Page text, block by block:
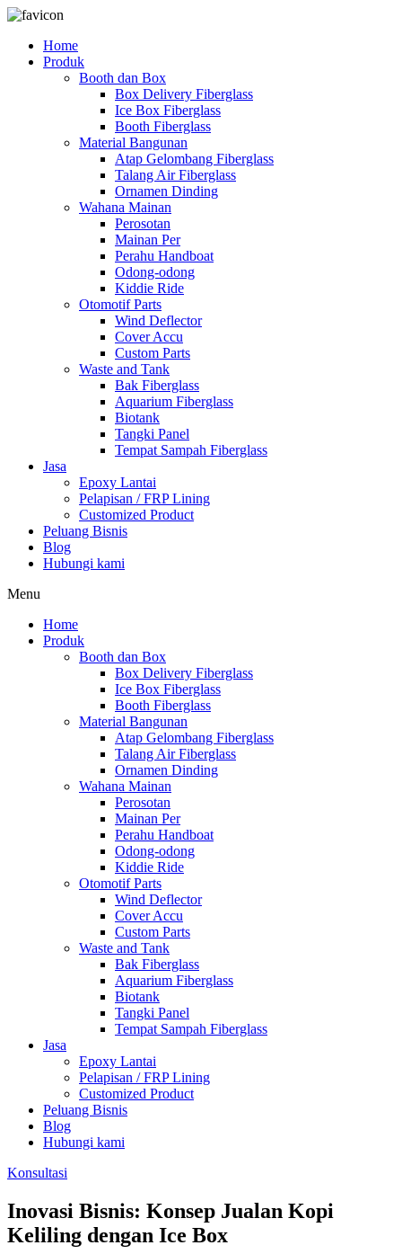
Skip
contentHome
Produk
Booth dan Box
Box Delivery Fiberglass
Ice Box Fiberglass
Booth Fiberglass
Material Bangunan
Atap Gelombang Fiberglass
Talang Air Fiberglass
Ornamen Dinding
Wahana Mainan
Perosotan
Mainan Per
Perahu Handboat
Odong-odong
Kiddie Ride
Otomotif Parts
Wind Deflector
Cover Accu
Custom Parts
Waste and Tank
Bak Fiberglass
Aquarium Fiberglass
Biotank
Tangki Panel
Tempat Sampah Fiberglass
Jasa
Epoxy Lantai
Pelapisan / FRP Lining
Customized Product
Peluang Bisnis
Blog
Hubungi kami
Menu
Home
Produk
Booth dan Box
Box Delivery Fiberglass
Ice Box Fiberglass
Booth Fiberglass
Material Bangunan
Atap Gelombang Fiberglass
Talang Air Fiberglass
Ornamen Dinding
Wahana Mainan
Perosotan
Mainan Per
Perahu Handboat
Odong-odong
Kiddie Ride
Otomotif Parts
Wind Deflector
Cover Accu
Custom Parts
Waste and Tank
Bak Fiberglass
Aquarium Fiberglass
Biotank
Tangki Panel
Tempat Sampah Fiberglass
Jasa
Epoxy Lantai
Pelapisan / FRP Lining
Customized Product
Peluang Bisnis
Blog
Hubungi kami
Konsultasi
Inovasi Bisnis: Konsep Jualan Kopi
Keliling dengan Ice Box